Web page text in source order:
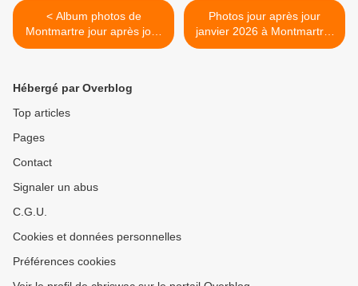
< Album photos de
Montmartre jour après jour
en décembre 2025
Photos jour après jour
janvier 2026 à Montmartre.
>
Hébergé par Overblog
Top articles
Pages
Contact
Signaler un abus
C.G.U.
Cookies et données personnelles
Préférences cookies